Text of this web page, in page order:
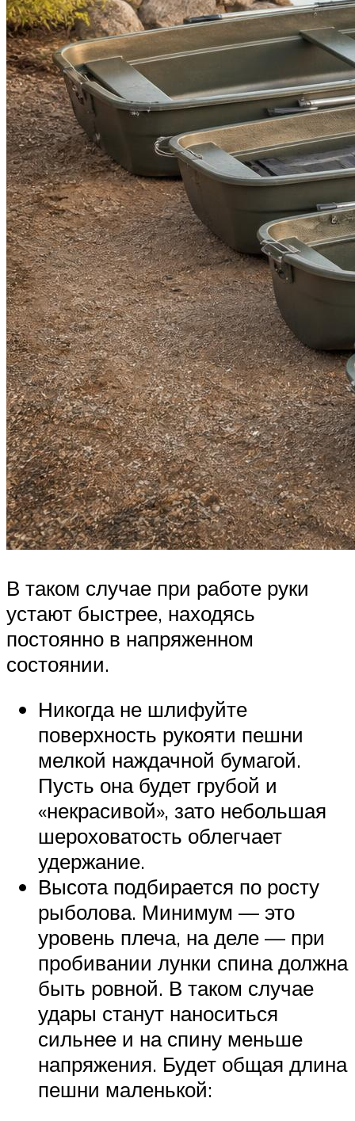
В таком случае при работе руки
устают быстрее, находясь
постоянно в напряженном
состоянии.
Никогда не шлифуйте
поверхность рукояти пешни
мелкой наждачной бумагой.
Пусть она будет грубой и
«некрасивой», зато небольшая
шероховатость облегчает
удержание.
Высота подбирается по росту
рыболова. Минимум — это
уровень плеча, на деле — при
пробивании лунки спина должна
быть ровной. В таком случае
удары станут наноситься
сильнее и на спину меньше
напряжения. Будет общая длина
пешни маленькой: